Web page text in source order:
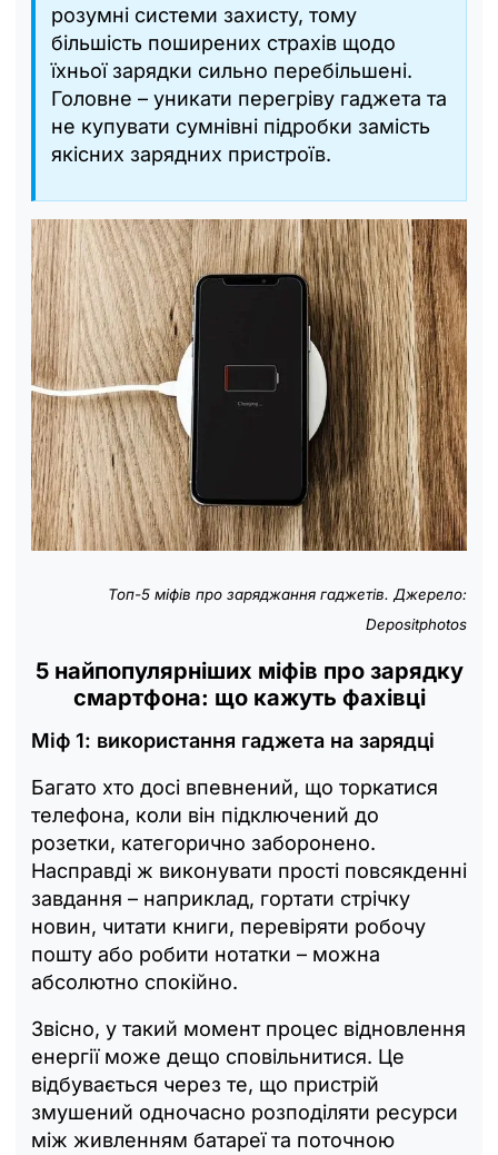
розумні системи захисту, тому
більшість поширених страхів щодо
їхньої зарядки сильно перебільшені.
Головне – уникати перегріву гаджета та
не купувати сумнівні підробки замість
якісних зарядних пристроїв.
Топ-5 міфів про заряджання гаджетів. Джерело:
Depositphotos
5 найпопулярніших міфів про зарядку
смартфона: що кажуть фахівці
Міф 1: використання гаджета на зарядці
Багато хто досі впевнений, що торкатися
телефона, коли він підключений до
розетки, категорично заборонено.
Насправді ж виконувати прості повсякденні
завдання – наприклад, гортати стрічку
новин, читати книги, перевіряти робочу
пошту або робити нотатки – можна
абсолютно спокійно.
Звісно, у такий момент процес відновлення
енергії може дещо сповільнитися. Це
відбувається через те, що пристрій
змушений одночасно розподіляти ресурси
між живленням батареї та поточною